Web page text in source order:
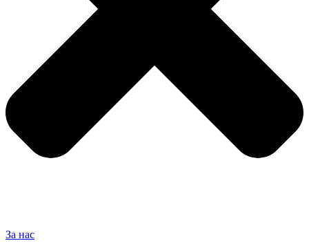
За нас